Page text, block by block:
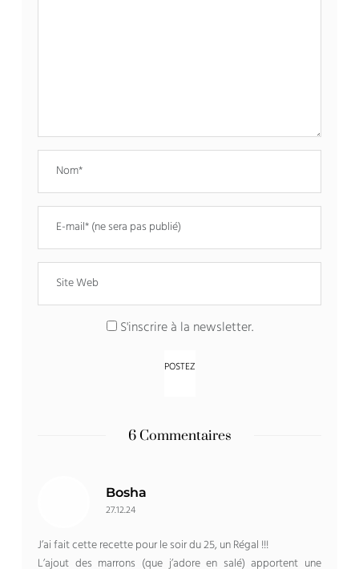
S'inscrire à la newsletter.
6 Commentaires
Bosha
27.12.24
J’ai fait cette recette pour le soir du 25, un Régal !!!
L’ajout des marrons (que j’adore en salé) apportent une